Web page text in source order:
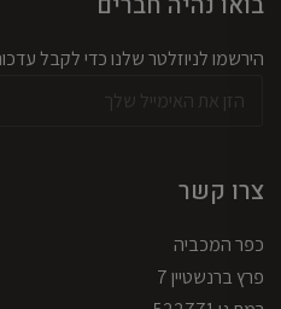
צרו קשר
כפר המכביה
פרץ ברנשטיין 7
הירשמו לניוזלטר שלנו כדי לקבל
י
ל
י
מ
ל